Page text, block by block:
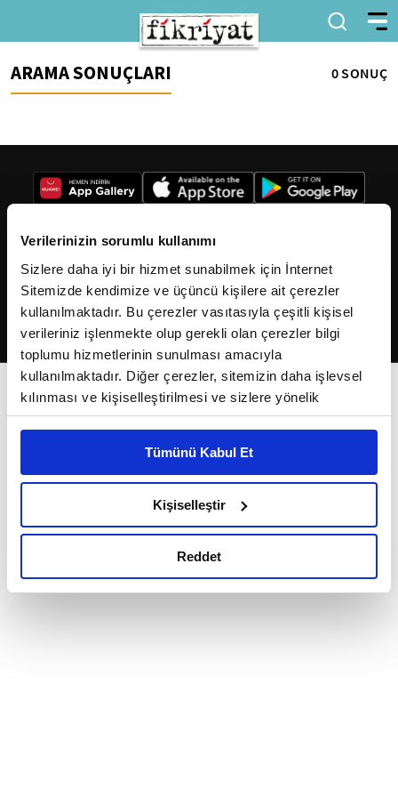
Verilerinizin sorumlu kullanımı
Sizlere daha iyi bir hizmet sunabilmek için İnternet
Sitemizde kendimize ve üçüncü kişilere ait çerezler
kullanılmaktadır. Bu çerezler vasıtasıyla çeşitli kişisel
verileriniz işlenmekte olup gerekli olan çerezler bilgi
toplumu hizmetlerinin sunulması amacıyla
kullanılmaktadır. Diğer çerezler, sitemizin daha işlevsel
kılınması ve kişiselleştirilmesi ve sizlere yönelik
reklam/pazarlama faaliyetlerinin yapılması, amaçlarıyla
Çerezlere ilişkin tercihlerinizi çerez paneli vasıtasıyla
belirleyebilirsiniz. Çerezlere ilişkin detaylı bilgi için
Ayarlar butonuna tıklayabilir,Çerez Bilgilendirme
Metnimizi ziyaret edebilirsiniz.
okumak ve sitemizi ziyaretiniz kapsamında
Tümünü Kabul Et
Kişiselleştir
Reddet
ARAMA SONUÇLARI 0 SONUÇ
2026Fikriyat. Tüm hakları saklıdır.